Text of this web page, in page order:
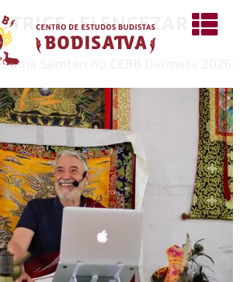
:elencezar
Samten no CEBB Darmata 2026